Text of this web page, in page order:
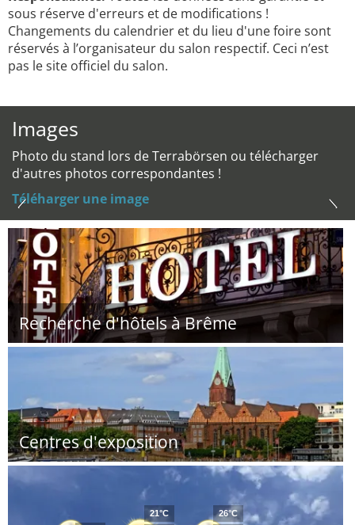
sous réserve d'erreurs et de modifications !
Changements du calendrier et du lieu d'une foire sont
réservés à l’organisateur du salon respectif. Ceci n’est
pas le site officiel du salon.
Images
Photo du stand lors de Terrabörsen ou télécharger
d'autres photos correspondantes !
Téléharger une image
Recherche d'hôtels à Brême
Centres d'exposition
21°C
26°C